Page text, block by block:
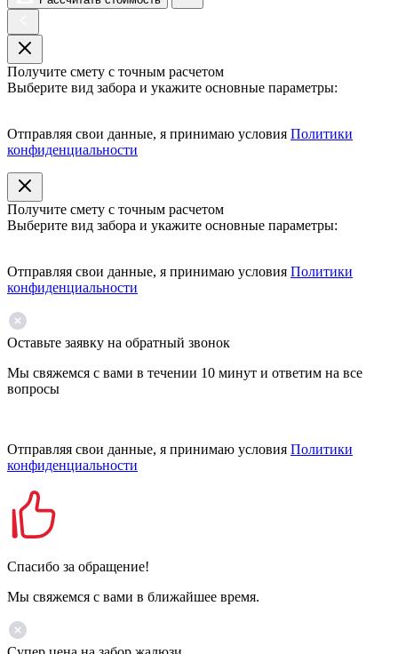
Получите смету с точным расчетом
Выберите вид забора и укажите основные параметры:
Отправляя свои данные, я принимаю условия Политики
конфиденциальности
Получите смету с точным расчетом
Выберите вид забора и укажите основные параметры:
Отправляя свои данные, я принимаю условия Политики
конфиденциальности
Оставьте заявку на обратный звонок
Мы свяжемся с вами в течении 10 минут и ответим на все
вопросы
Отправляя свои данные, я принимаю условия Политики
конфиденциальности
Спасибо за обращение!
Мы свяжемся с вами в ближайшее время.